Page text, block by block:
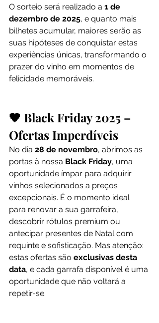
O sorteio será realizado a 1 de
dezembro de 2025, e quanto mais
bilhetes acumular, maiores serão as
suas hipóteses de conquistar estas
experiências únicas, transformando o
prazer do vinho em momentos de
felicidade memoráveis.
🖤 Black Friday 2025 –
Ofertas Imperdíveis
No dia 28 de novembro, abrimos as
portas à nossa Black Friday, uma
oportunidade ímpar para adquirir
vinhos selecionados a preços
excepcionais. É o momento ideal
para renovar a sua garrafeira,
descobrir rótulos premium ou
antecipar presentes de Natal com
requinte e sofisticação. Mas atenção:
estas ofertas são exclusivas desta
data, e cada garrafa disponível é uma
oportunidade que não voltará a
repetir-se.